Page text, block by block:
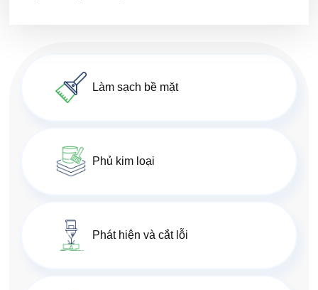
Làm sạch bề mặt
Phủ kim loại
Phát hiện và cắt lỗi